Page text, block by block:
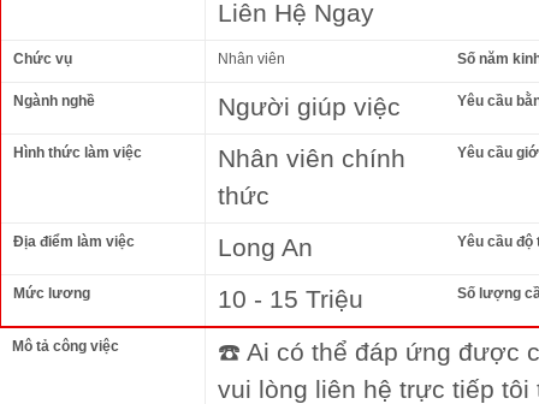
Liên Hệ Ngay
Chức vụ Nhân viên Số năm
Ngành nghề Người giúp việc Yêu cầu
Hình thức làm việc
Nhân viên chính
thức
Yêu cầu
Địa điểm làm việc Long An Yêu cầu độ
Mức lương 10 - 15 Triệu Số lượng
Mô tả công việc
☎️ Ai có thể đáp ứng được
vui lòng liên hệ trực tiếp tôi